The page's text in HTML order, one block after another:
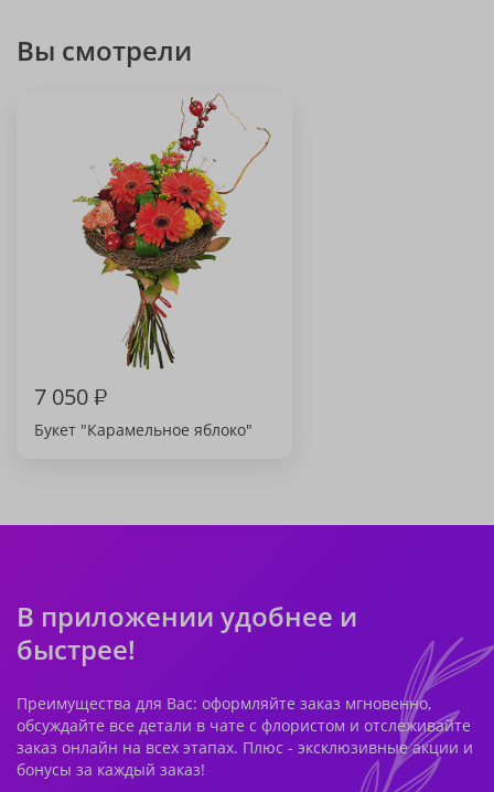
Вы смотрели
7 050₽
Букет "Карамельное яблоко"
В приложении удобнее и
быстрее!
Преимущества для Вас: оформляйте заказ мгновенно,
обсуждайте все детали в чате с флористом и отслеживайте
заказ онлайн на всех этапах. Плюс - эксклюзивные акции и
бонусы за каждый заказ!